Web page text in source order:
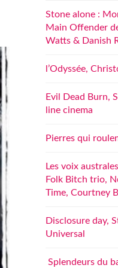
Stone alone :
Main Offender
Watts & Danish
l’Odyssée,
Evil Dead Burn,
line cinema
Pierres qui
Les voix
Folk Bitch trio,
Time, Courtney
Disclosure day,
Universal
Splendeurs du